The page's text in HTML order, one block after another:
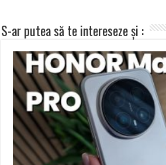
S-ar putea să te intereseze și :